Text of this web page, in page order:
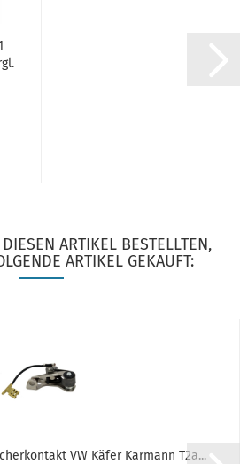
ARTIKEL BESTELLTEN,
ARTIKEL GEKAUFT:
VW Käfer Karmann T2a...